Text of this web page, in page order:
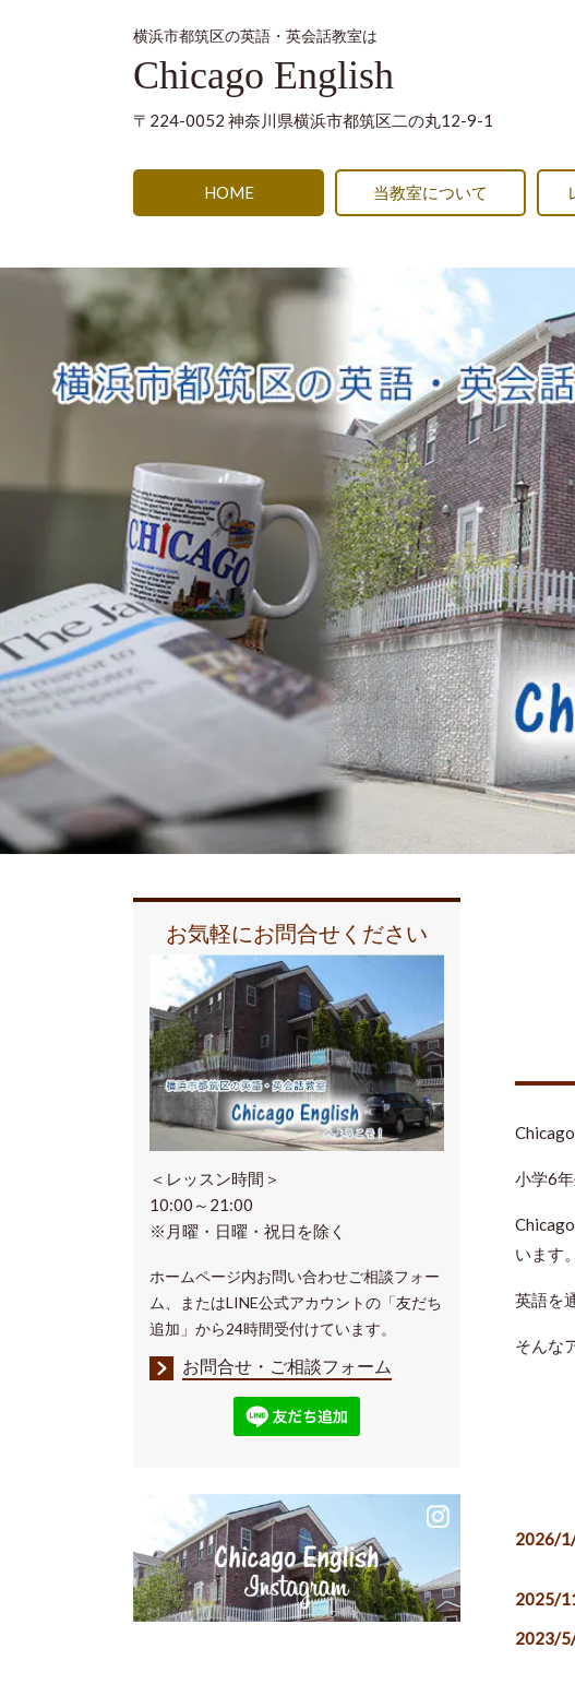
横浜市都筑区の英語・英会話教室は
Chicago English
〒224-0052 神奈川県横浜市都筑区二の丸12-9-1
HOME 当教室について
小学6
います
英語を
そんな
2026/
2025/
2023/
お気軽にお問合せください
＜レッスン時間＞
10:00～21:00
※月曜・日曜・祝日を除く
ホームページ内お問い合わせご相談フォー
ム、またはLINE公式アカウントの「友だち
追加」から24時間受付けています。
お問合せ・ご相談フォーム